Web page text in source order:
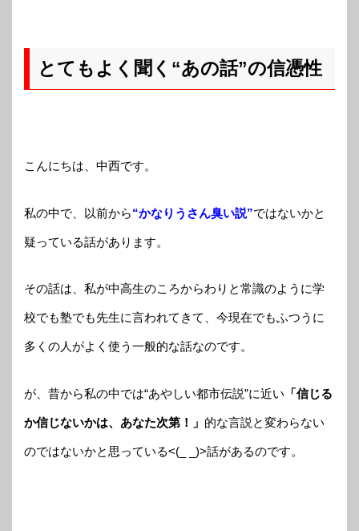
とてもよく聞く“あの話”の信憑性
こんにちは、中西です。
私の中で、以前から“かなりうさん臭い説”ではないかと
疑っている話があります。
その話は、私が中高生のころからわりと常識のように学
校でも塾でも先生に言われてきて、今現在でもふつうに
多くの人がよく使う一般的な話なのです。
が、昔から私の中では“あやしい都市伝説”に近い 「信じる
か信じないかは、あなた次第！」 的な言説と変わらない
のではないかと思っている<(_ _)>話があるのです。